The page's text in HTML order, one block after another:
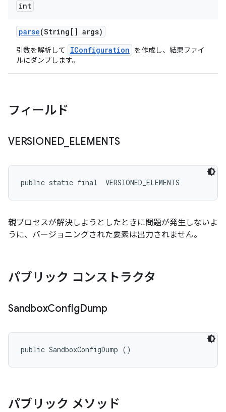
int
parse(String[] args)
引数を解析して IConfiguration
を作成し、結果ファイ
ルにダンプします。
フィールド
VERSIONED_ ELEMENTS
public static final VERSIONED_ELEMENTS
親プロセスが解決しようとしたときに問題が発生しないよ
うに、バージョニングされた要素は出力されません。
パブリック コンストラクタ
SandboxConfigDump
public SandboxConfigDump ()
パブリック メソッド